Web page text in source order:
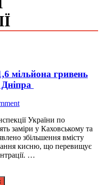
мільйона гривень
Дніпра
України по
заміри у Каховському та
збільшення вмісту
кисню, що перевищує
…